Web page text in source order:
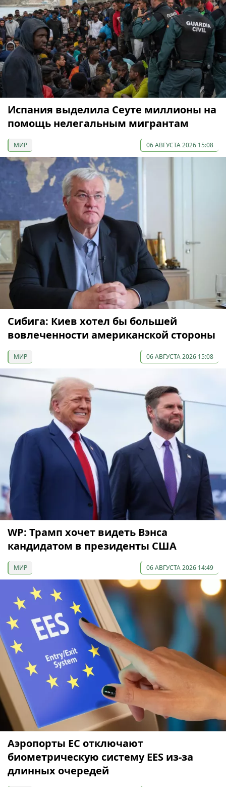
Испания выделила Сеуте миллионы на
помощь нелегальным мигрантам
МИР 06 АВГУСТА 2026 15:08
Сибига: Киев хотел бы большей
вовлеченности американской стороны
МИР 06 АВГУСТА 2026 15:08
WP: Трамп хочет видеть Вэнса
кандидатом в президенты США
МИР 06 АВГУСТА 2026 14:49
Аэропорты ЕС отключают
биометрическую систему EES из-за
длинных очередей